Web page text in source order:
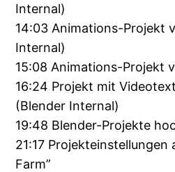
Internal)
14:03 Animations-Projekt
Internal)
15:08 Animations-Projekt
16:24 Projekt mit
(Blender Internal)
19:48 Blender-Projekte
21:17 Projekteinstellungen
Farm”